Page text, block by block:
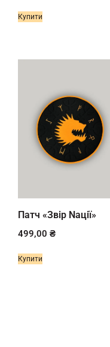
Купити
Патч «Звір Nації»
499,00 ₴
Купити